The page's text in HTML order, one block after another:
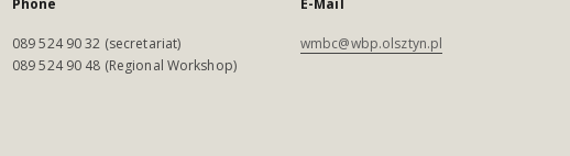
Phone
089 524 90 32 (secretariat)
089 524 90 48 (Regional Workshop)
E-Mail
wmbc@wbp.olsztyn.pl